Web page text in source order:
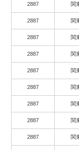
2887 関
2887 関
2887 関
2887 関
2887 関
2887 関
2887 関
2887 関
2887 関